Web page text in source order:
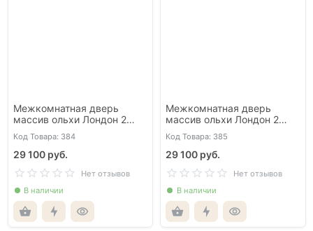
Межкомнатная дверь
массив ольхи Лондон 2
Белая эмаль глухая
Код Товара: 384
29 100 руб.
Нет отзывов
В наличии
Межкомнатная дверь
массив ольхи Лондон 2
белая эмаль со стеклом
Код Товара: 385
29 100 руб.
Нет отзывов
В наличии